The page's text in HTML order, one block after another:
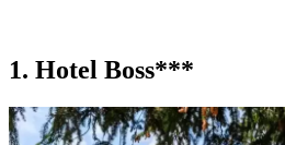
1. Hotel Boss***